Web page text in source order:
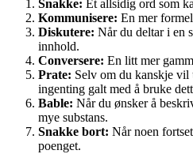
Snakke: Et allsidig ord som
Kommunisere: En mer
Diskutere: Når du deltar i en
innhold.
Conversere: En litt mer
Prate: Selv om du kanskje vil
ingenting galt med å bruke
Bable: Når du ønsker å
mye substans.
Snakke bort: Når noen
poenget.